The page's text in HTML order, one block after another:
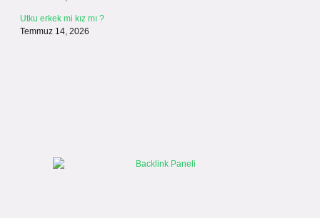
Utku erkek mi kız mı ?
Temmuz 14, 2026